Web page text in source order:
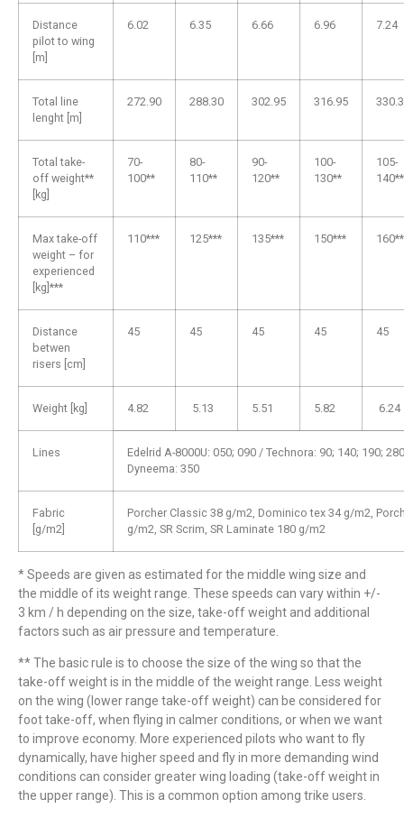
Distance
pilot to wing
[m]
6.02 6.35 6.66 6.96 7.24
Total line
lenght [m]
272.90 288.30 302.95 316.95
Total take-
off weight**
[kg]
70-
100**
80-
110**
90-
120**
100-
130**
105-
140**
Max take-off
weight – for
experienced
[kg]***
110*** 125*** 135*** 150***
Distance
betwen
risers [cm]
45 45 45 45 45
Weight [kg] 4.82 5.13 5.51 5.82 6.24
Lines
Edelrid A-8000U: 050; 090 / Technora: 90; 140; 190;
Dyneema: 350
Fabric
[g/m2]
Porcher Classic 38 g/m2, Dominico tex 34 g/m2,
g/m2, SR Scrim, SR Laminate 180 g/m2
* Speeds are given as estimated for the middle wing size and
the middle of its weight range. These speeds can vary within +/-
3 km / h depending on the size, take-off weight and additional
factors such as air pressure and temperature.
** The basic rule is to choose the size of the wing so that the
take-off weight is in the middle of the weight range. Less weight
on the wing (lower range take-off weight) can be considered for
foot take-off, when flying in calmer conditions, or when we want
to improve economy. More experienced pilots who want to fly
dynamically, have higher speed and fly in more demanding wind
conditions can consider greater wing loading (take-off weight in
the upper range). This is a common option among trike users.